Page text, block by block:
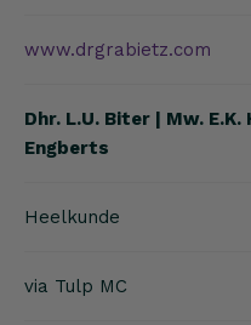
www.drgrabietz.com
Dhr. L.U. Biter | Mw. E.K.
Engberts
Heelkunde
via Tulp MC